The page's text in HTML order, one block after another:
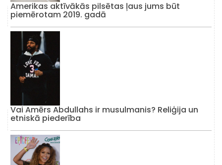
Amerikas aktīvākās pilsētas ļaus jums būt
piemērotam 2019. gadā
Vai Amērs Abdullahs ir musulmanis? Reliģija un
etniskā piederība